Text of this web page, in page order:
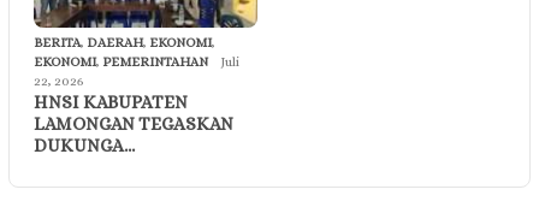
BERITA, DAERAH, EKONOMI,
EKONOMI, PEMERINTAHAN
Juli
22, 2026
HNSI KABUPATEN
LAMONGAN TEGASKAN
DUKUNGA…